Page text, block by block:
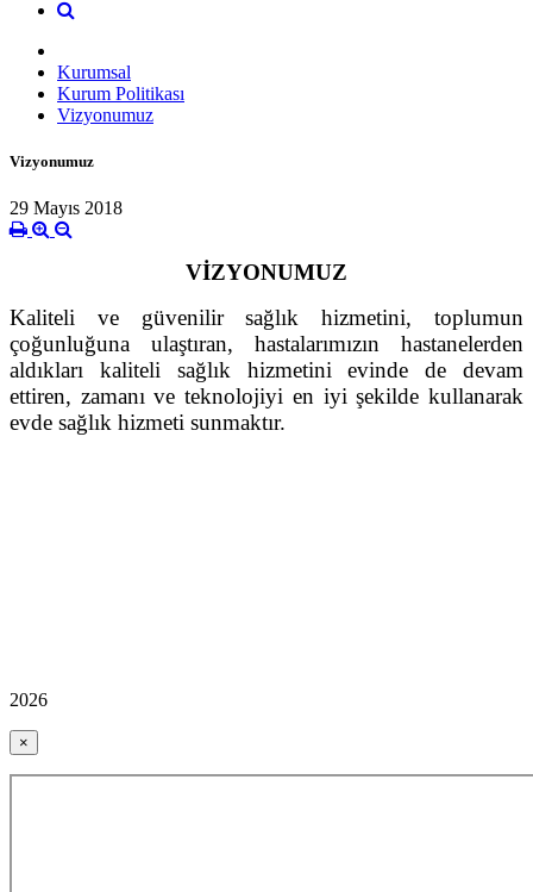
Kurumsal
Kurum Politikası
Vizyonumuz
Vizyonumuz
29 Mayıs 2018
VİZYONUMUZ
Kaliteli ve güvenilir sağlık hizmetini, toplumun
çoğunluğuna ulaştıran, hastalarımızın hastanelerden
aldıkları kaliteli sağlık hizmetini evinde de devam
ettiren, zamanı ve teknolojiyi en iyi şekilde kullanarak
evde sağlık hizmeti sunmaktır.
2026
×